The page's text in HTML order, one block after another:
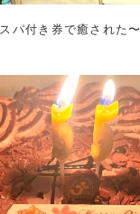
スパ付き券で癒された〜